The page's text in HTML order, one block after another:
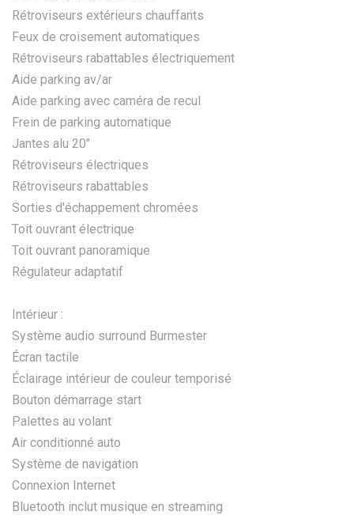
Rétroviseurs extérieurs chauffants
Feux de croisement automatiques
Rétroviseurs rabattables électriquement
Aide parking av/ar
Aide parking avec caméra de recul
Frein de parking automatique
Jantes alu 20"
Rétroviseurs électriques
Rétroviseurs rabattables
Sorties d'échappement chromées
Toit ouvrant électrique
Toit ouvrant panoramique
Régulateur adaptatif
Intérieur :
Système audio surround Burmester
Écran tactile
Éclairage intérieur de couleur temporisé
Bouton démarrage start
Palettes au volant
Air conditionné auto
Système de navigation
Connexion Internet
Bluetooth inclut musique en streaming